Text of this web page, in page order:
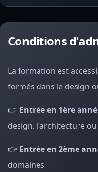
Conditions
La formation est
formés dans le design
👉 Entrée en 1ère
design, l’architecture
👉 Entrée en 2ème
domaines